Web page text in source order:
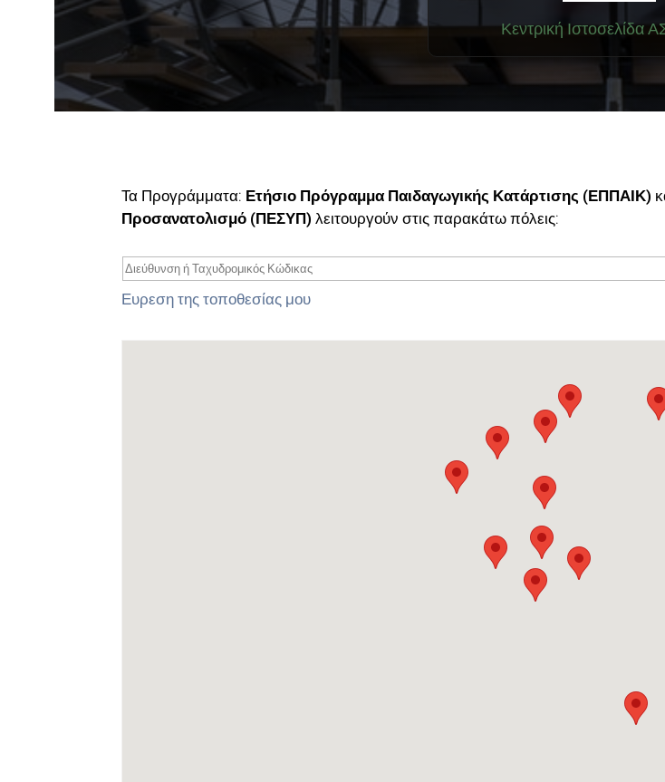
Κεντρική Ιστοσελίδα
Τα Προγράμματα: Ετήσιο Πρόγραμμα Παιδαγωγικής Κατάρτισης (ΕΠΠΑΙΚ)
Προσανατολισμό (ΠΕΣΥΠ) λειτουργούν στις παρακάτω πόλεις:
Ευρεση της τοποθεσίας μου